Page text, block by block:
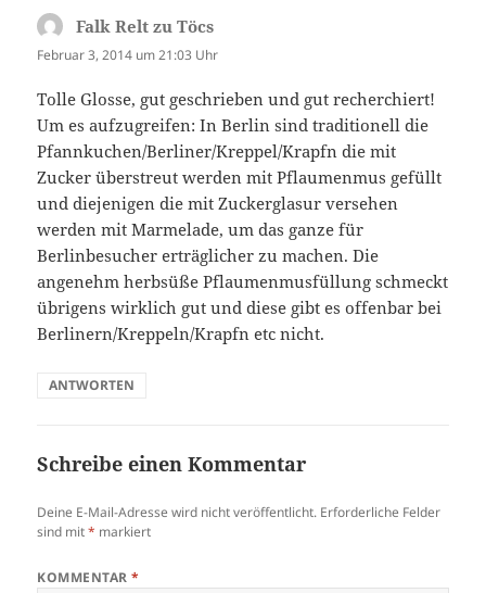
Falk Relt zu Töcs
Februar 3, 2014 um 21:03 Uhr
Tolle Glosse, gut geschrieben und gut recherchiert!
Um es aufzugreifen: In Berlin sind traditionell die
Pfannkuchen/Berliner/Kreppel/Krapfn die mit
Zucker überstreut werden mit Pflaumenmus gefüllt
und diejenigen die mit Zuckerglasur versehen
werden mit Marmelade, um das ganze für
Berlinbesucher erträglicher zu machen. Die
angenehm herbsüße Pflaumenmusfüllung schmeckt
übrigens wirklich gut und diese gibt es offenbar bei
Berlinern/Kreppeln/Krapfn etc nicht.
ANTWORTEN
Schreibe einen Kommentar
Deine E-Mail-Adresse wird nicht veröffentlicht. Erforderliche Felder
sind mit* markiert
KOMMENTAR*